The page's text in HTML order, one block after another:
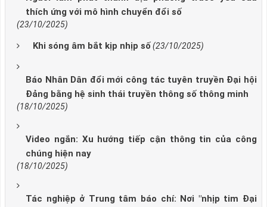
thích ứng với mô hình chuyển đổi số
(23/10/2025)
Khi sóng âm bắt kịp nhịp số (23/10/2025)
Báo Nhân Dân đổi mới công tác tuyên truyền Đại hội
Đảng bằng hệ sinh thái truyền thông số thông minh
(18/10/2025)
Video ngắn: Xu hướng tiếp cận thông tin của công
chúng hiện nay
(18/10/2025)
Tác nghiệp ở Trung tâm báo chí: Nơi "nhịp tim Đại